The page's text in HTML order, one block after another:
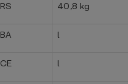
RS 40,8 kg
BA l
CE l